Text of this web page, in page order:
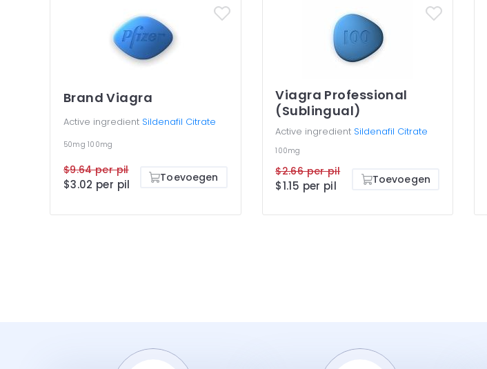
Brand Viagra
Active ingredient Sildenafil Citrate
50mg 100mg
$9.64 per pil
$3.02 per pil Toevoegen
Viagra Professional
(Sublingual)
Active ingredient Sildenafil Citrate
100mg
$2.66 per pil
$1.15 per pil Toevoegen